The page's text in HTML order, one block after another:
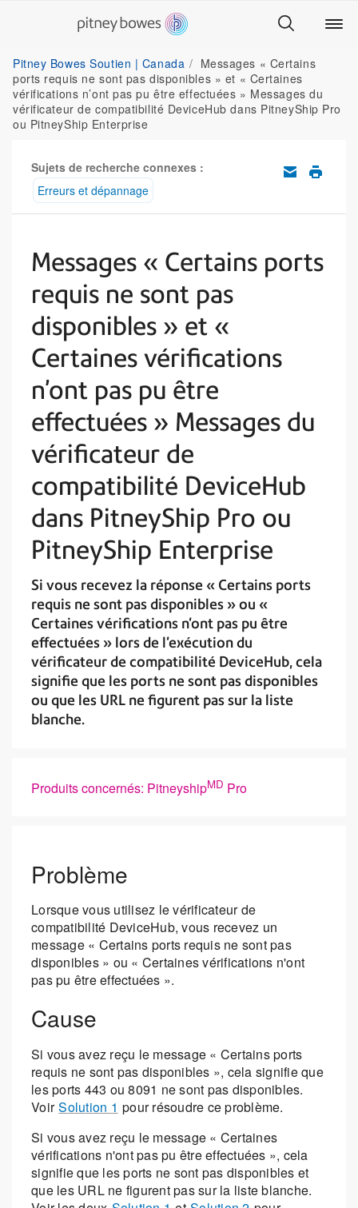
Pitney Bowes Soutien | Canada
Messages « Certains
ports requis ne sont pas disponibles » et « Certaines
vérifications n’ont pas pu être effectuées » Messages du
vérificateur de compatibilité DeviceHub dans PitneyShip Pro
ou PitneyShip Enterprise
Sujets de recherche connexes :
Erreurs et dépannage
Messages « Certains ports
requis ne sont pas
disponibles » et «
Certaines vérifications
n’ont pas pu être
effectuées » Messages du
vérificateur de
compatibilité DeviceHub
dans PitneyShip Pro ou
PitneyShip Enterprise
Si vous recevez la réponse « Certains ports
requis ne sont pas disponibles » ou «
Certaines vérifications n'ont pas pu être
effectuées » lors de l'exécution du
vérificateur de compatibilité DeviceHub, cela
signifie que les ports ne sont pas disponibles
ou que les URL ne figurent pas sur la liste
blanche.
Produits concernés: PitneyshipMD Pro
Problème
Lorsque vous utilisez le vérificateur de
compatibilité DeviceHub, vous recevez un
message « Certains ports requis ne sont pas
disponibles » ou « Certaines vérifications n'ont
pas pu être effectuées ».
Cause
Si vous avez reçu le message « Certains ports
requis ne sont pas disponibles », cela signifie que
les ports 443 ou 8091 ne sont pas disponibles.
VoirSolution 1 pour résoudre ce problème.
Si vous avez reçu le message « Certaines
vérifications n'ont pas pu être effectuées », cela
signifie que les ports ne sont pas disponibles et
que les URL ne figurent pas sur la liste blanche.